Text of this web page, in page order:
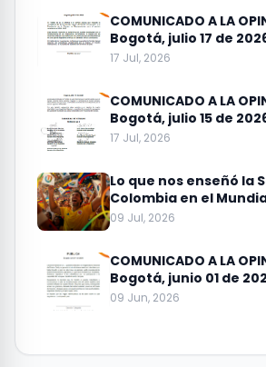
COMUNICADO A LA
Bogotá, julio 17 de
17 Jul, 2026
COMUNICADO A LA
Bogotá, julio 15 de
17 Jul, 2026
Lo que nos enseñó la
Colombia en el
09 Jul, 2026
COMUNICADO A LA
Bogotá, junio 01 de
09 Jun, 2026